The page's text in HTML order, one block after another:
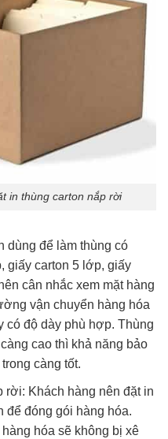
in thùng carton nắp rời
dùng để làm thùng có
giấy carton 5 lớp, giấy
cân nhắc xem mặt hàng
vận chuyển hàng hóa
có độ dày phù hợp. Thùng
cao thì khả năng bảo
càng tốt.
rời: Khách hàng nên đặt in
để đóng gói hàng hóa.
hóa sẽ không bị xê